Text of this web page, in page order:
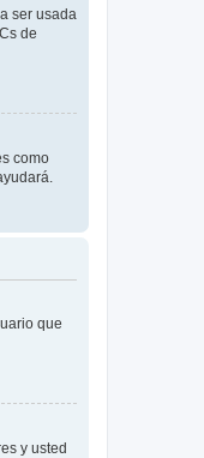
ser usada
de
como
que
y usted